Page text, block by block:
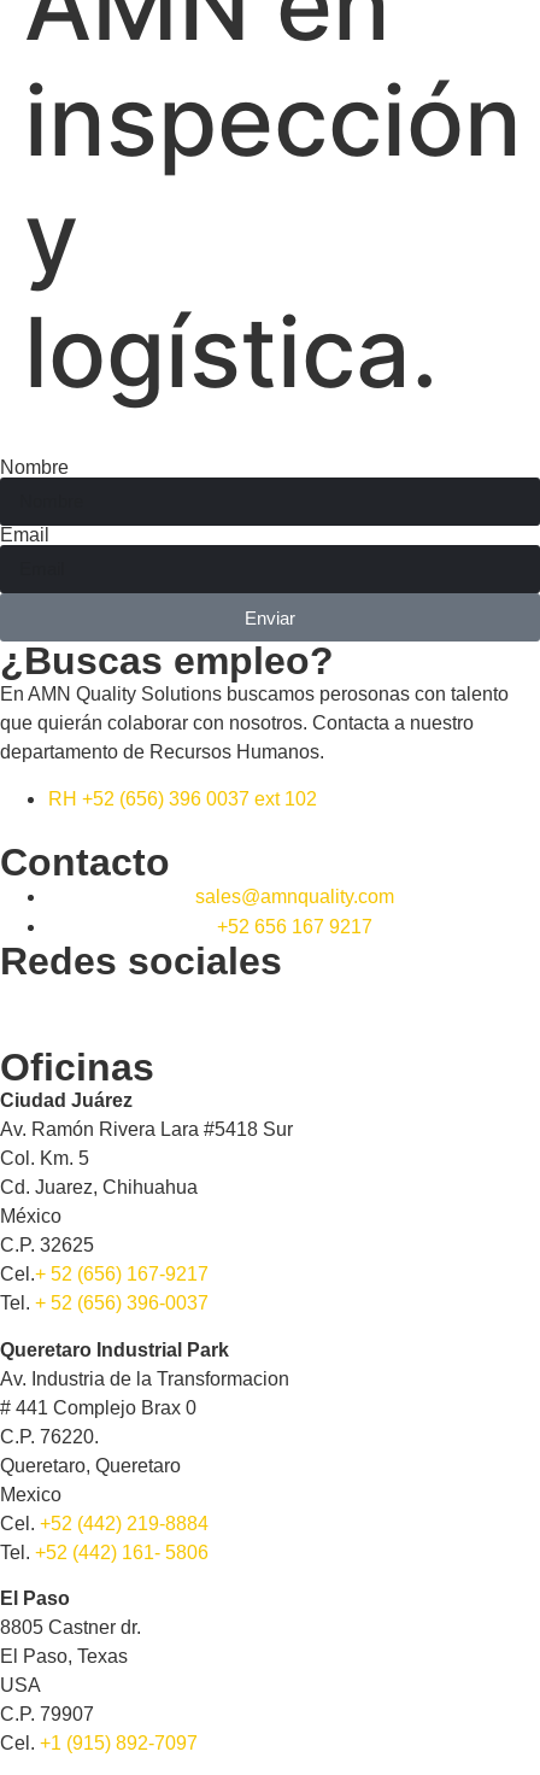
inspección
y
logística.
Nombre
Email
Enviar
¿Buscas empleo?
En AMN Quality Solutions buscamos perosonas con talento
que quierán colaborar con nosotros. Contacta a nuestro
departamento de Recursos Humanos.
RH +52 (656) 396 0037 ext 102
Contacto
sales@amnquality.com
+52 656 167 9217
Redes sociales
Oficinas
Ciudad Juárez
Av. Ramón Rivera Lara #5418 Sur
Col. Km. 5
Cd. Juarez, Chihuahua
México
C.P. 32625
Cel.+ 52 (656) 167-9217
Tel. + 52 (656) 396-0037
Queretaro Industrial Park
Av. Industria de la Transformacion
# 441 Complejo Brax 0
C.P. 76220.
Queretaro, Queretaro
Mexico
Cel. +52 (442) 219-8884
Tel. +52 (442) 161- 5806
El Paso
8805 Castner dr.
El Paso, Texas
USA
C.P. 79907
Cel. +1 (915) 892-7097